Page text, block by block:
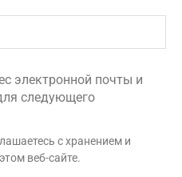
электронной почты и
следующего
с хранением и
веб-сайте.